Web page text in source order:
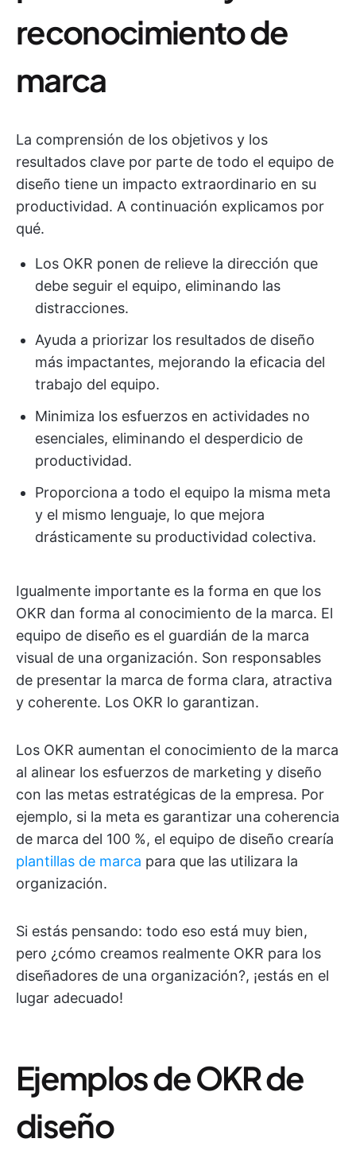
reconocimiento de
marca
La comprensión de los objetivos y los
resultados clave por parte de todo el equipo de
diseño tiene un impacto extraordinario en su
productividad. A continuación explicamos por
qué.
Los OKR ponen de relieve la dirección que
debe seguir el equipo, eliminando las
distracciones.
Ayuda a priorizar los resultados de diseño
más impactantes, mejorando la eficacia del
trabajo del equipo.
Minimiza los esfuerzos en actividades no
esenciales, eliminando el desperdicio de
productividad.
Proporciona a todo el equipo la misma meta
y el mismo lenguaje, lo que mejora
drásticamente su productividad colectiva.
Igualmente importante es la forma en que los
OKR dan forma al conocimiento de la marca. El
equipo de diseño es el guardián de la marca
visual de una organización. Son responsables
de presentar la marca de forma clara, atractiva
y coherente. Los OKR lo garantizan.
Los OKR aumentan el conocimiento de la marca
al alinear los esfuerzos de marketing y diseño
con las metas estratégicas de la empresa. Por
ejemplo, si la meta es garantizar una coherencia
de marca del 100 %, el equipo de diseño crearía
plantillas de marca para que las utilizara la
organización.
Si estás pensando: todo eso está muy bien,
pero ¿cómo creamos realmente OKR para los
diseñadores de una organización?, ¡estás en el
lugar adecuado!
Ejemplos de OKR de
diseño